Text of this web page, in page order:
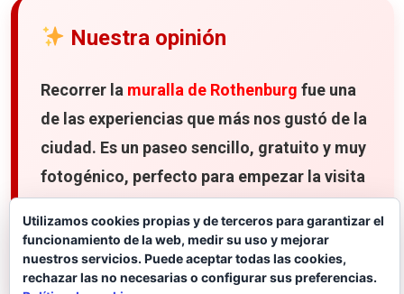
Nuestra opinión
Recorrer la muralla de Rothenburg fue una
de las experiencias que más nos gustó de la
ciudad. Es un paseo sencillo, gratuito y muy
fotogénico, perfecto para empezar la visita
y entender por quéRothenburg ob der
Tauberestá considerada una de las joyas
medievales de Alemania.
Utilizamos cookies propias y de terceros para garantizar el
funcionamiento de la web, medir su uso y mejorar
nuestros servicios. Puede aceptar todas las cookies,
rechazar las no necesarias o configurar sus preferencias.